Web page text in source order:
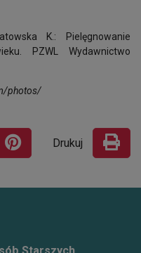
K.: Pielęgnowanie
PZWL Wydawnictwo
photos/
Drukuj